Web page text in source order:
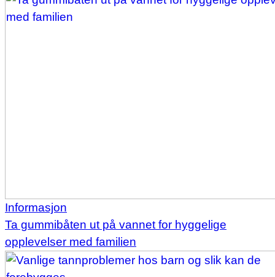
Informasjon
Ta gummibåten ut på vannet for hyggelige
opplevelser med familien